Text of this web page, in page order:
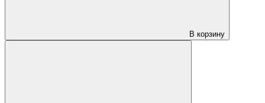
В корзину